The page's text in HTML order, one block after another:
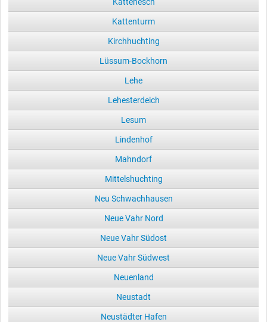
Kattenturm
Kirchhuchting
Lüssum-Bockhorn
Lehe
Lehesterdeich
Lesum
Lindenhof
Mahndorf
Mittelshuchting
Neu Schwachhausen
Neue Vahr Nord
Neue Vahr Südost
Neue Vahr Südwest
Neuenland
Neustadt
Neustädter Hafen